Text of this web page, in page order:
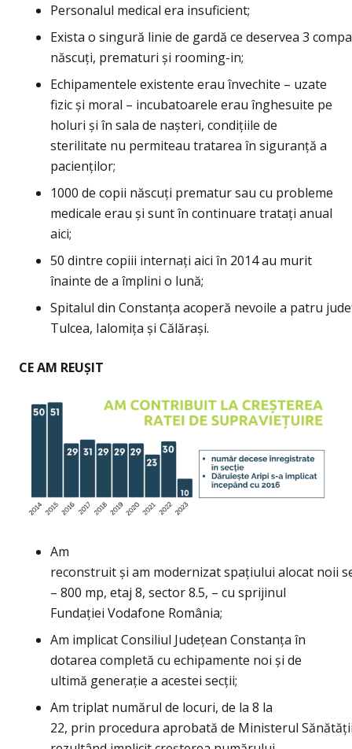
Personalul medical era insuficient;
Exista o singură linie de gardă ce deservea 3
născuţi, prematuri și rooming-in;
Echipamentele existente erau învechite – uzate
fizic și moral – incubatoarele erau înghesuite pe
holuri și în sala de nașteri, condiţiile de
sterilitate nu permiteau tratarea în siguranţă a
pacienţilor;
1000 de copii născuţi prematur sau cu probleme
medicale erau și sunt în continuare trataţi anual
aici;
50 dintre copiii internaţi aici în 2014 au murit
înainte de a împlini o lună;
Spitalul din Constanţa acoperă nevoile a patru
Tulcea, Ialomiţa și Călărași.
CE AM REUȘIT
Am
reconstruit și am modernizat spaţiului alocat noii
– 800 mp, etaj 8, sector 8.5, – cu sprijinul
Fundației Vodafone România;
Am implicat Consiliul Județean Constanța în
dotarea completă cu echipamente noi și de
ultimă generație a acestei secții;
Am triplat numărul de locuri, de la 8 la
22, prin procedura aprobată de Ministerul